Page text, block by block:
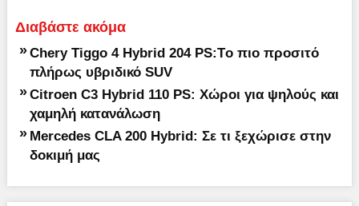
Διαβάστε ακόμα
» Chery Tiggo 4 Hybrid 204 PS:Tο πιο προσιτό
πλήρως υβριδικό SUV
» Citroen C3 Hybrid 110 PS: Χώροι για ψηλούς και
χαμηλή κατανάλωση
» Mercedes CLA 200 Hybrid: Σε τι ξεχώρισε στην
δοκιμή μας